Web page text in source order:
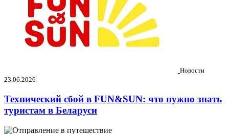
Новости
23.06.2026
Технический сбой в FUN&SUN: что нужно знать
туристам в Беларуси